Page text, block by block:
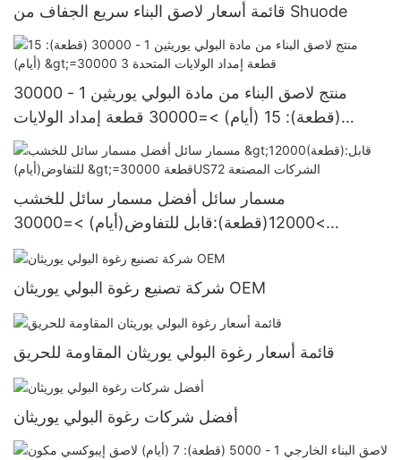
قائمة أسعار لاصق البناء سريع الجفاف من Shuode
منتج لاصق البناء من مادة البولي يوريثين 1 - 30000
(قطعة): 15 (أيام) >=30000 قطعة إمداد الولايات
المتحدة 3
مسمار سائل أفضل مسمار سائل للخشب
>12000(قطعة):قابل للتفاوض(أيام) >=30000
شركة تصنيع رغوة البولي يوريثان OEM
قائمة أسعار رغوة البولي يوريثان المقاومة للحريق
أفضل شركات رغوة البولي يوريثان